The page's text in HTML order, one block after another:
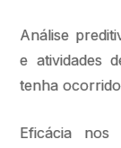
Análise
e atividades
tenha
Eficácia nos